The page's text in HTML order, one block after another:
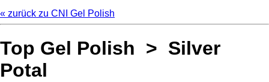
« zurück zu CNI Gel Polish
Top Gel Polish > Silver
Potal